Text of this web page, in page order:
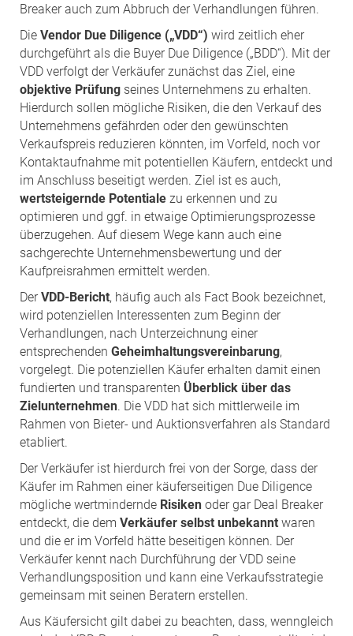
Breaker auch zum Abbruch der Verhandlungen führen.
Die Vendor Due Diligence („VDD“) wird zeitlich eher
durchgeführt als die Buyer Due Diligence („BDD“). Mit der
VDD verfolgt der Verkäufer zunächst das Ziel, eine
objektive Prüfung seines Unternehmens zu erhalten.
Hierdurch sollen mögliche Risiken, die den Verkauf des
Unternehmens gefährden oder den gewünschten
Verkaufspreis reduzieren könnten, im Vorfeld, noch vor
Kontaktaufnahme mit potentiellen Käufern, entdeckt und
im Anschluss beseitigt werden. Ziel ist es auch,
wertsteigernde Potentiale zu erkennen und zu
optimieren und ggf. in etwaige Optimierungsprozesse
überzugehen. Auf diesem Wege kann auch eine
sachgerechte Unternehmensbewertung und der
Kaufpreisrahmen ermittelt werden.
DerVDD-Bericht, häufig auch als Fact Book bezeichnet,
wird potenziellen Interessenten zum Beginn der
Verhandlungen, nach Unterzeichnung einer
entsprechenden Geheimhaltungsvereinbarung,
vorgelegt. Die potenziellen Käufer erhalten damit einen
fundierten und transparenten Überblick über das
Zielunternehmen. Die VDD hat sich mittlerweile im
Rahmen von Bieter- und Auktionsverfahren als Standard
etabliert.
Der Verkäufer ist hierdurch frei von der Sorge, dass der
Käufer im Rahmen einer käuferseitigen Due Diligence
mögliche wertmindernde Risiken oder gar Deal Breaker
entdeckt, die dem Verkäufer selbst unbekannt waren
und die er im Vorfeld hätte beseitigen können. Der
Verkäufer kennt nach Durchführung der VDD seine
Verhandlungsposition und kann eine Verkaufsstrategie
gemeinsam mit seinen Beratern erstellen.
Aus Käufersicht gilt dabei zu beachten, dass, wenngleich